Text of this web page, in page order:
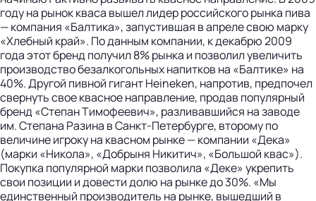
году на рынок кваса вышел лидер российского рынка пива
— компания «Балтика», запустившая в апреле свою марку
«Хлебный край». По данным компании, к декабрю 2009
года этот бренд получил 8% рынка и позволил увеличить
производство безалкогольных напитков на «Балтике» на
40%. Другой пивной гигант Heine­ken, напротив, предпочел
свернуть свое квасное направление, продав популярный
бренд «Степан Тимофеевич», разливавшийся на заводе
им. Степана Разина в Санкт-Петербурге, второму по
величине игроку на квасном рынке — компании «Дека»
(марки «Никола», «Добрыня Никитич», «Большой квас»).
Покупка популярной марки позволила «Деке» укрепить
свои позиции и довести долю на рынке до 30%. «Мы
единственный производитель на рынке, вышедший в